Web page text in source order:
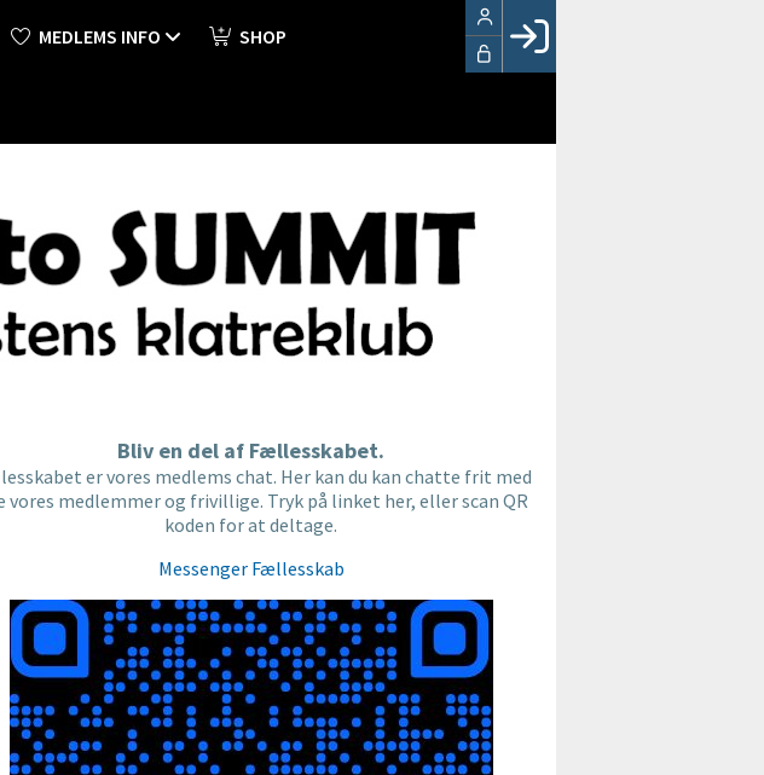
MEDLEMS INFO SHOP
Bliv en del af Fællesskabet.
er vores medlems chat. Her kan du kan chatte frit med
vores medlemmer og frivillige. Tryk på linket her, eller scan QR
koden for at deltage.
Messenger Fællesskab